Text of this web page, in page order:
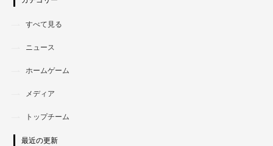
すべて見る
ニュース
ホームゲーム
メディア
トップチーム
最近の更新